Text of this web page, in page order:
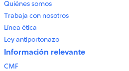
Quiénes somos
Trabaja con nosotros
Línea ética
Ley antiportonazo
Información relevante
CMF